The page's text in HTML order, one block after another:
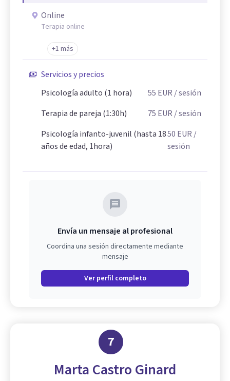
Online
Terapia online
+1 más
Servicios y precios
Psicología adulto (1 hora)
55 EUR / sesión
Terapia de pareja (1:30h)
75 EUR / sesión
Psicología infanto-juvenil (hasta 18
años de edad, 1hora)
50 EUR /
sesión
Envía un mensaje al profesional
Coordina una sesión directamente mediante
mensaje
Ver perfil completo
7
Marta Castro Ginard